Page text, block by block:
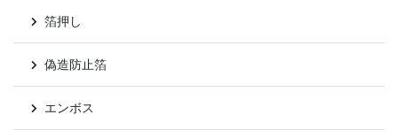
箔押し
偽造防止箔
エンボス